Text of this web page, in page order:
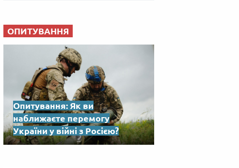
ОПИТУВАННЯ
Опитування: Як ви
наближаєте перемогу
України у війні з Росією?